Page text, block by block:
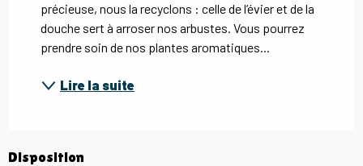
précieuse, nous la recyclons : celle de l’évier et de la
douche sert à arroser nos arbustes. Vous pourrez
prendre soin de nos plantes aromatiques...
Lire la suite
Disposition